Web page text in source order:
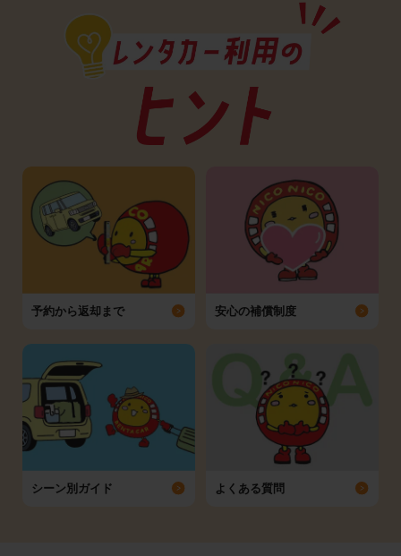
予約から返却まで 安心の補償制度
シーン別ガイド よくある質問